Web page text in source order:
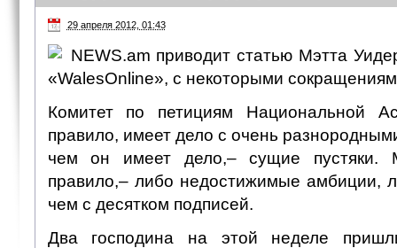
29 апреля 2012, 01:43
NEWS.am приводит статью Мэтта
«WalesOnline», с некоторыми
Комитет по петициям Национальной
правило, имеет дело с очень
чем он имеет дело,– сущие пустяки.
правило,– либо недостижимые амбиции,
чем с десятком подписей.
Два господина на этой неделе